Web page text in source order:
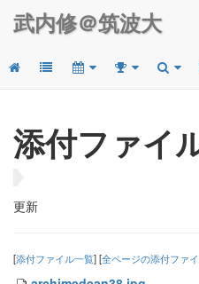
武内修＠筑波大
添付ファイ
更新
[添付ファイル一覧] [全ページの添付ファ